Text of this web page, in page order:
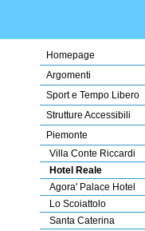
Homepage
Argomenti
Sport e Tempo Libero
Strutture Accessibili
Piemonte
Villa Conte Riccardi
Hotel Reale
Agora' Palace Hotel
Lo Scoiattolo
Santa Caterina